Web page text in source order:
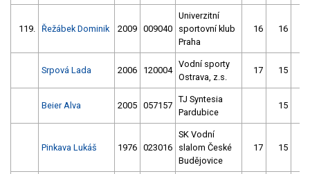
119. Řežábek Dominik 2009 009040
Univerzitní
sportovní klub
Praha
16 16
Srpová Lada 2006 120004
Vodní sporty
Ostrava, z.s.
17 15
Beier Alva 2005 057157
TJ Syntesia
Pardubice
15
Pinkava Lukáš 1976 023016
SK Vodní
slalom České
Budějovice
17 15